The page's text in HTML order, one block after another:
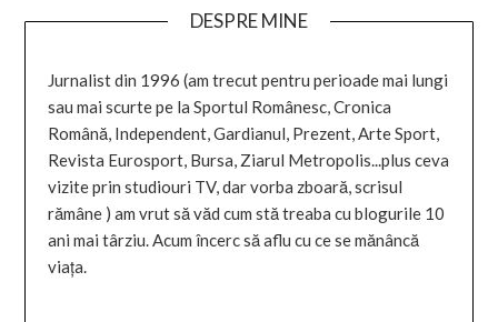
DESPRE MINE
Jurnalist din 1996 (am trecut pentru perioade mai lungi
sau mai scurte pe la Sportul Românesc, Cronica
Română, Independent, Gardianul, Prezent, Arte Sport,
Revista Eurosport, Bursa, Ziarul Metropolis...plus ceva
vizite prin studiouri TV, dar vorba zboară, scrisul
rămâne ) am vrut să văd cum stă treaba cu blogurile 10
ani mai târziu. Acum încerc să aflu cu ce se mănâncă
viața.